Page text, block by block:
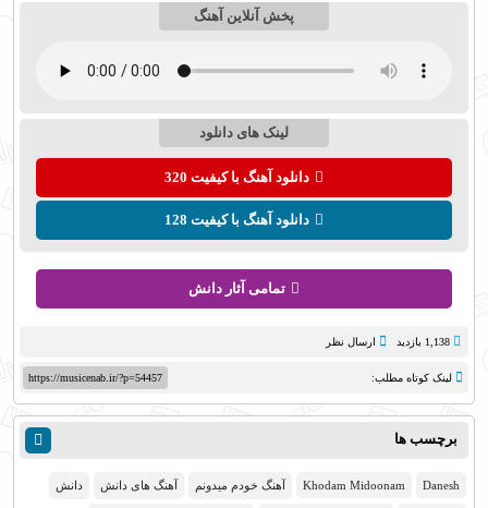
پخش آنلاین آهنگ
لینک های دانلود
دانلود آهنگ با کیفیت 320
دانلود آهنگ با کیفیت 128
تمامی آثار دانش
1,138 بازدید ارسال نظر
https://musicenab.ir/?p=54457 لینک کوتاه مطلب:
برچسب ها
Danesh
Khodam Midoonam آهنگ خودم میدونم آهنگ های دانش دانش